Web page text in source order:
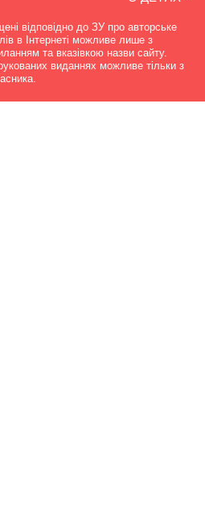
відповідно до ЗУ про авторське
в Інтернеті можливе лише з
та вказівкою назви сайту.
виданнях можливе тільки з